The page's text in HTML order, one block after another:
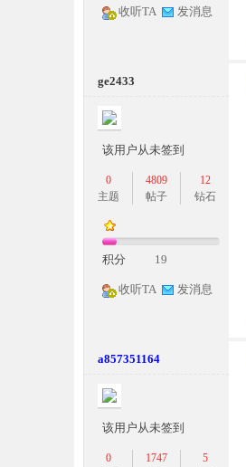
奇
一
收听TA 发消息
ge2433
该用户从未签到
0
主题
4809
帖子
12
钻石
积分 19
收听TA 发消息
a857351164
该用户从未签到
0
1747
5